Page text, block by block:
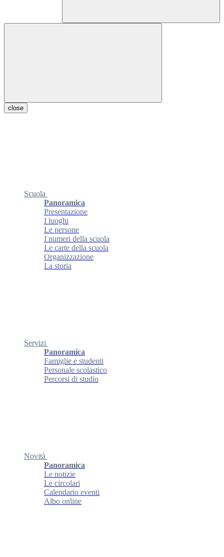
close
Scuola
Panoramica
Presentazione
I luoghi
Le persone
I numeri della scuola
Le carte della scuola
Organizzazione
La storia
Servizi
Panoramica
Famiglie e studenti
Personale scolastico
Percorsi di studio
Novità
Panoramica
Le notizie
Le circolari
Calendario eventi
Albo online